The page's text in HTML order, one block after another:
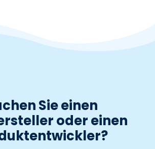
Sie einen
oder einen